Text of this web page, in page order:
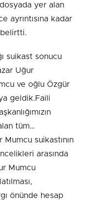
yer alan
ayrıntısına kadar
suikast sonucu
Uğur
ve oğlu Özgür
geldik.Faili
tüm…
suikastının
arasında
Mumcu
önünde hesap